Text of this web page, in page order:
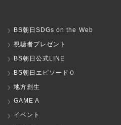
BS朝日SDGs on the Web
視聴者プレゼント
BS朝日公式LINE
BS朝日エピソード０
地方創生
GAME A
イベント